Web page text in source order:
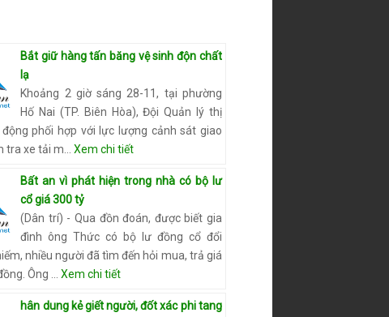
Bắt giữ hàng tấn băng vệ sinh độn chất
lạ
Khoảng 2 giờ sáng 28-11, tại phường
Hố Nai (TP. Biên Hòa), Đội Quản lý thị
phối hợp với lực lượng cảnh sát giao
tra xe tải m…
Xem chi tiết
Bất an vì phát hiện trong nhà có bộ lư
cổ giá 300 tỷ
(Dân trí) - Qua đồn đoán, được biết gia
đình ông Thức có bộ lư đồng cổ đổi
nhiều người đã tìm đến hỏi mua, trả giá
Ông …
Xem chi tiết
hân dung kẻ giết người, đốt xác phi tang